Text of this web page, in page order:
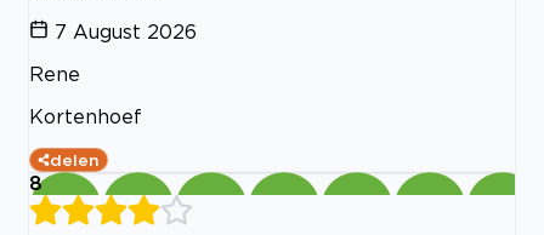
7 August 2026
Rene
Kortenhoef
delen
8